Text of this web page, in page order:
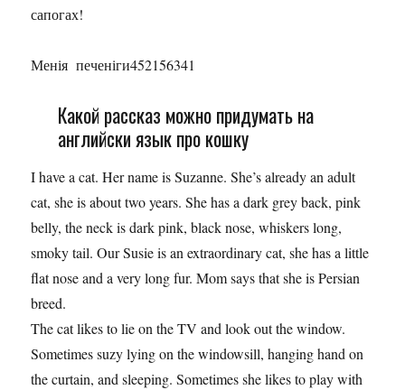
сапогах!
Менія печеніги452156341
Какой рассказ можно придумать на
английски язык про кошку
I have a cat. Her name is Suzanne. She’s already an adult
cat, she is about two years. She has a dark grey back, pink
belly, the neck is dark pink, black nose, whiskers long,
smoky tail. Our Susie is an extraordinary cat, she has a little
flat nose and a very long fur. Mom says that she is Persian
breed.
The cat likes to lie on the TV and look out the window.
Sometimes suzy lying on the windowsill, hanging hand on
the curtain, and sleeping. Sometimes she likes to play with